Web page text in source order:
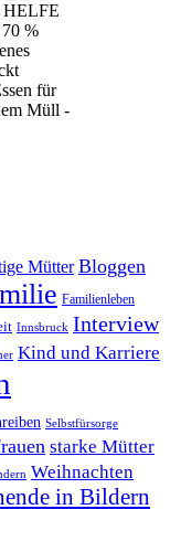
%
für
Müll -
Mütter Bloggen
Familienleben
Innsbruck Interview
Kind und Karriere
Selbstfürsorge
starke Mütter
Weihnachten
in Bildern